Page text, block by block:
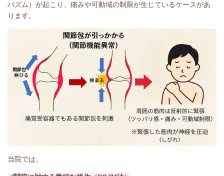
パズム）が起こり、痛みや可動域の制限が生じているケースがあ
ります。
当院では、